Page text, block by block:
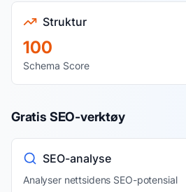
Struktur
100
Schema Score
Gratis SEO-verktøy
SEO-analyse
Analyser nettsidens SEO-potensial